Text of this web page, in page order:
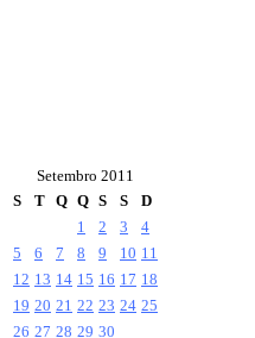
Setembro 2011
S
T Q Q S S
D
1
2 3
4
5
6 7 8 9 10 11
12 13 14 15 16 17 18
19 20 21 22 23 24 25
26 27 28 29 30